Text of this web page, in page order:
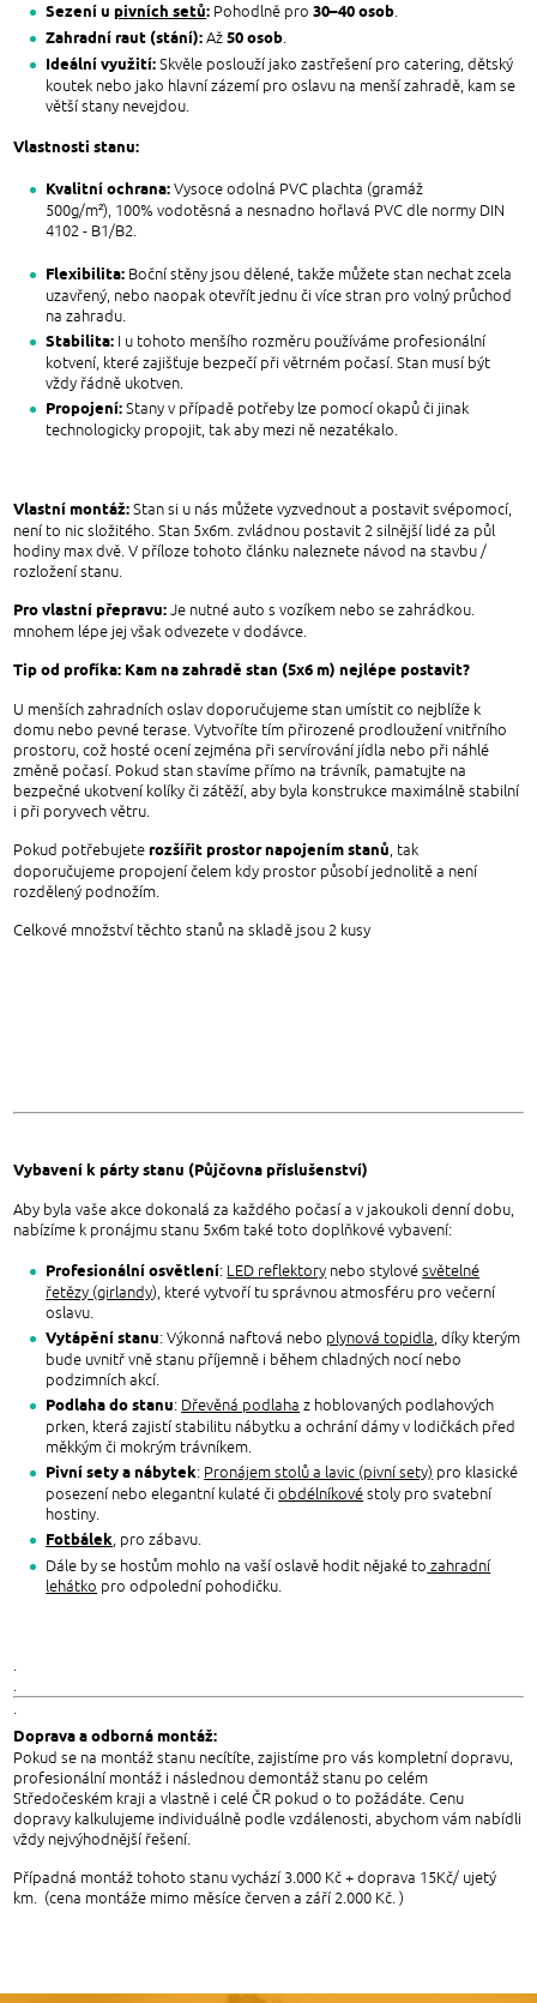
Sezení upivních setů: Pohodlně pro30–40 osob.
Zahradní raut (stání): Až50 osob.
Ideální využití: Skvěle poslouží jako zastřešení pro catering, dětský
koutek nebo jako hlavní zázemí pro oslavu na menší zahradě, kam se
větší stany nevejdou.
Vlastnosti stanu:
Kvalitní ochrana:Vysoce odolná PVC plachta (gramáž
500g/m²), 100% vodotěsná a nesnadno hořlavá PVC dle normy DIN
4102 - B1/B2.
Flexibilita: Boční stěny jsou dělené, takže můžete stan nechat zcela
uzavřený, nebo naopak otevřít jednu či více stran pro volný průchod
na zahradu.
Stabilita: I u tohoto menšího rozměru používáme profesionální
kotvení, které zajišťuje bezpečí při větrném počasí. Stan musí být
vždy řádně ukotven.
Propojení: Stany v případě potřeby lze pomocí okapů či jinak
technologicky propojit, tak aby mezi ně nezatékalo.
Vlastní montáž: Stan si u nás můžete vyzvednout a postavit svépomocí,
není to nic složitého. Stan 5x6m. zvládnou postavit 2 silnější lidé za půl
hodiny max dvě. V příloze tohoto článku naleznete návod na stavbu /
rozložení stanu.
Pro vlastní přepravu: Je nutné auto s vozíkem nebo se zahrádkou.
mnohem lépe jej však odvezete v dodávce.
Tip od profíka: Kam na zahradě stan (5x6 m) nejlépe postavit?
U menších zahradních oslav doporučujeme stan umístit co nejblíže k
domu nebo pevné terase. Vytvoříte tím přirozené prodloužení vnitřního
prostoru, což hosté ocení zejména při servírování jídla nebo při náhlé
změně počasí. Pokud stan stavíme přímo na trávník, pamatujte na
bezpečné ukotvení kolíky či zátěží, aby byla konstrukce maximálně stabilní
i při poryvech větru.
Pokud potřebujeterozšířit prostor napojením stanů, tak
doporučujeme propojení čelem kdy prostor působí jednolitě a není
rozdělený podnožím.
Celkové množství těchto stanů na skladě jsou 2 kusy
Vybavení k párty stanu (Půjčovna příslušenství)
Aby byla vaše akce dokonalá za každého počasí a v jakoukoli denní dobu,
nabízíme k pronájmu stanu 5x6m také toto doplňkové vybavení:
Profesionální osvětlení: LED reflektory nebo stylovésvětelné
řetězy (girlandy), které vytvoří tu správnou atmosféru pro večerní
oslavu.
Vytápění stanu: Výkonná naftová nebo plynová topidla, díky kterým
bude uvnitř vně stanu příjemně i během chladných nocí nebo
podzimních akcí.
Podlaha do stanu: Dřevěná podlaha z hoblovaných podlahových
prken, která zajistí stabilitu nábytku a ochrání dámy v lodičkách před
měkkým či mokrým trávníkem.
Pivní sety a nábytek: Pronájem stolů a lavic (pivní sety) pro klasické
posezení nebo elegantní kulaté čiobdélníkové stoly pro svatební
hostiny.
Fotbálek, pro zábavu.
Dále by se hostům mohlo na vaší oslavě hodit nějaké to zahradní
lehátko pro odpolední pohodičku.
.
.
.
Doprava a odborná montáž:
Pokud se na montáž stanu necítíte, zajistíme pro vás kompletní dopravu,
profesionální montáž i následnou demontáž stanu po celém
Středočeském kraji a vlastně i celé ČR pokud o to požádáte. Cenu
dopravy kalkulujeme individuálně podle vzdálenosti, abychom vám nabídli
vždy nejvýhodnější řešení.
Případná montáž tohoto stanu vychází 3.000 Kč + doprava 15Kč/ ujetý
km. (cena montáže mimo měsíce červen a září 2.000 Kč. )